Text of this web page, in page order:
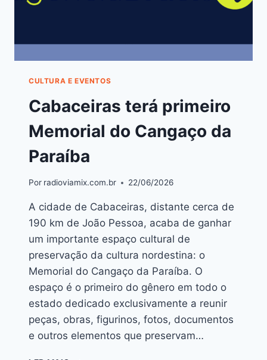
CULTURA E EVENTOS
Cabaceiras terá primeiro
Memorial do Cangaço da
Paraíba
Por radioviamix.com.br 22/06/2026
A cidade de Cabaceiras, distante cerca de
190 km de João Pessoa, acaba de ganhar
um importante espaço cultural de
preservação da cultura nordestina: o
Memorial do Cangaço da Paraíba. O
espaço é o primeiro do gênero em todo o
estado dedicado exclusivamente a reunir
peças, obras, figurinos, fotos, documentos
e outros elementos que preservam…